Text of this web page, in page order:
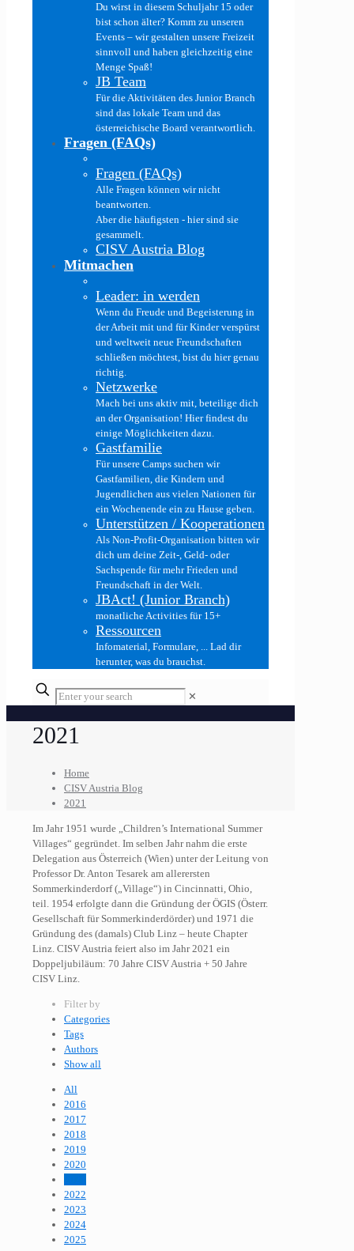
Du wirst in diesem Schuljahr 15 oder
bist schon älter? Komm zu unseren
Events – wir gestalten unsere Freizeit
sinnvoll und haben gleichzeitig eine
Menge Spaß!
JB Team
Für die Aktivitäten des Junior Branch
sind das lokale Team und das
österreichische Board verantwortlich.
Fragen (FAQs)
Fragen (FAQs)
Alle Fragen können wir nicht
beantworten.
Aber die häufigsten - hier sind sie
gesammelt.
CISV Austria Blog
Mitmachen
Leader: in werden
Wenn du Freude und Begeisterung in
der Arbeit mit und für Kinder verspürst
und weltweit neue Freundschaften
schließen möchtest, bist du hier genau
richtig.
Netzwerke
Mach bei uns aktiv mit, beteilige dich
an der Organisation! Hier findest du
einige Möglichkeiten dazu.
Gastfamilie
Für unsere Camps suchen wir
Gastfamilien, die Kindern und
Jugendlichen aus vielen Nationen für
ein Wochenende ein zu Hause geben.
Unterstützen / Kooperationen
Als Non-Profit-Organisation bitten wir
dich um deine Zeit-, Geld- oder
Sachspende für mehr Frieden und
Freundschaft in der Welt.
JBAct! (Junior Branch)
monatliche Activities für 15+
Ressourcen
Infomaterial, Formulare, ... Lad dir
herunter, was du brauchst.
✕
2021
Home
CISV Austria Blog
2021
Im Jahr 1951 wurde „Children’s International Summer
Villages“ gegründet. Im selben Jahr nahm die erste
Delegation aus Österreich (Wien) unter der Leitung von
Professor Dr. Anton Tesarek am allerersten
Sommerkinderdorf („Village“) in Cincinnatti, Ohio,
teil. 1954 erfolgte dann die Gründung der ÖGIS (Österr.
Gesellschaft für Sommerkinderdörder) und 1971 die
Gründung des (damals) Club Linz – heute Chapter
Linz. CISV Austria feiert also im Jahr 2021 ein
Doppeljubiläum: 70 Jahre CISV Austria + 50 Jahre
CISV Linz.
Filter by
Categories
Tags
Authors
Show all
All
2016
2017
2018
2019
2020
2022
2023
2024
2025